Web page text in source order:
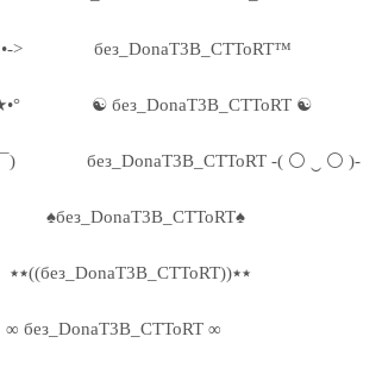
> без_DonaT3B_CTToRT™
☯ без_DonaT3B_CTToRT ☯
без_DonaT3B_CTToRT -( ⚪ ‿ ⚪ )-
♠без_DonaT3B_CTToRT♠
٭٭((без_DonaT3B_CTToRT))٭٭
∞ без_DonaT3B_CTToRT ∞